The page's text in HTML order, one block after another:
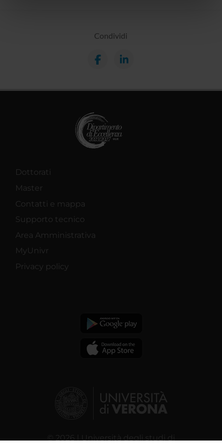
con altre informazioni che hai fornito loro o che hanno
Condividi
Dottorati
Master
Contatti e mappa
Supporto tecnico
Area Amministrativa
MyUnivr
Privacy policy
© 2026 | Università degli studi di